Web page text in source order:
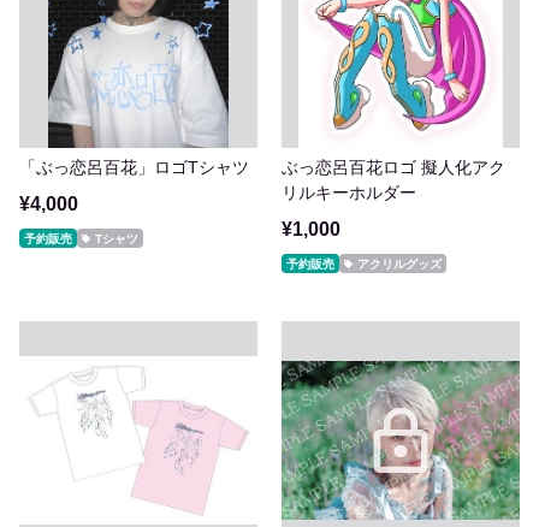
「ぶっ恋呂百花」ロゴTシャツ
¥4,000
予約販売 Tシャツ
ぶっ恋呂百花ロゴ 擬人化アク
リルキーホルダー
¥1,000
予約販売 アクリルグッズ